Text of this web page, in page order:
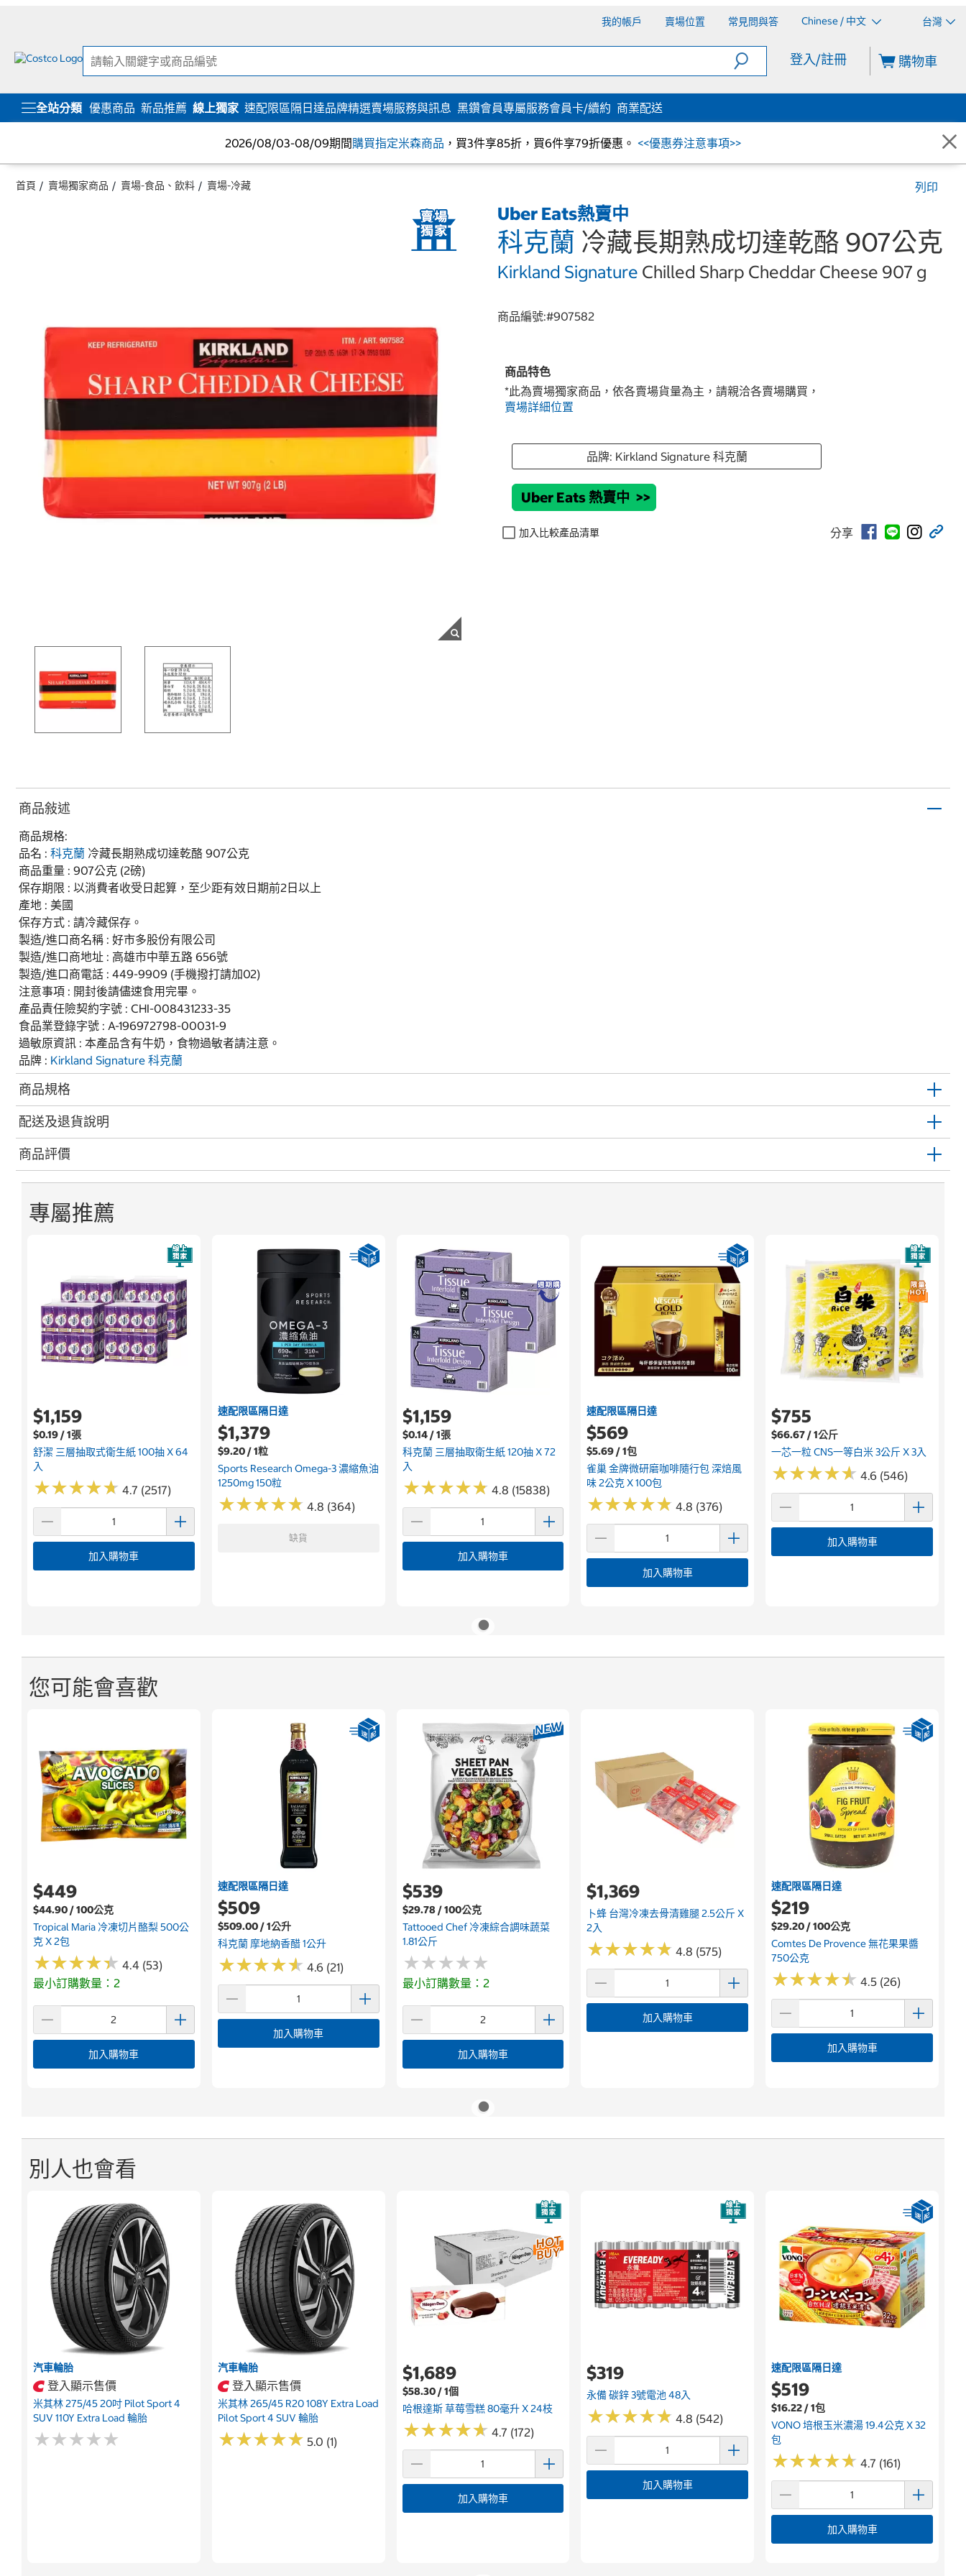
我的帳戶 賣場位置 常見問與答 Chinese / 中文 台灣
登入/註冊 購物車
全站分類 優惠商品 新品推薦 線上獨家 速配限區隔日達品牌精選賣場服務與訊息 黑鑽會員專屬服務會員卡/續約 商業配送
2026/08/03-08/09期間購買指定米森商品 ，買3件享85折，買6件享79折優惠。 <<優惠券注意事項>>
首頁 賣場獨家商品 賣場-食品、飲料 賣場-冷藏 列印
Uber Eats熱賣中
科克蘭 冷藏長期熟成切達乾酪 907公克
Kirkland Signature Chilled Sharp Cheddar Cheese 907 g
商品編號:#907582
商品特色
*此為賣場獨家商品，依各賣場貨量為主，請親洽各賣場購買，
賣場詳細位置
品牌: Kirkland Signature 科克蘭
Uber Eats 熱賣中 >>
加入比較產品清單 分享
商品敍述
商品規格:
品名 : 科克蘭 冷藏長期熟成切達乾酪 907公克
商品重量 : 907公克 (2磅)
保存期限 : 以消費者收受日起算，至少距有效日期前2日以上
產地 : 美國
保存方式 : 請冷藏保存。
製造/進口商名稱 : 好市多股份有限公司
製造/進口商地址 : 高雄市中華五路 656號
製造/進口商電話 : 449-9909 (手機撥打請加02)
注意事項 : 開封後請儘速食用完畢。
產品責任險契約字號 : CHI-008431233-35
食品業登錄字號 : A-196972798-00031-9
過敏原資訊 : 本產品含有牛奶，食物過敏者請注意。
品牌 : Kirkland Signature 科克蘭
商品規格
配送及退貨說明
商品評價
專屬推薦
$1,159
$0.19 / 1張
舒潔 三層抽取式衛生紙 100抽 X 64
入
★★★★★
★★★★★ 4.7 (2517)
加入購物車
速配限區隔日達
$1,379
$9.20 / 1粒
Sports Research Omega-3 濃縮魚油
1250mg 150粒
★★★★★
★★★★★ 4.8 (364)
缺貨
$1,159
$0.14 / 1張
科克蘭 三層抽取衛生紙 120抽 X 72
入
★★★★★
★★★★★ 4.8 (15838)
加入購物車
速配限區隔日達
$569
$5.69 / 1包
雀巢 金牌微研磨咖啡隨行包 深焙風
味 2公克 X 100包
★★★★★
★★★★★ 4.8 (376)
加入購物車
$755
$66.67 / 1公斤
一芯一粒 CNS一等白米 3公斤 X 3入
★★★★★
★★★★★ 4.6 (546)
加入購物車
您可能會喜歡
$449
$44.90 / 100公克
Tropical Maria 冷凍切片酪梨 500公
克 X 2包
★★★★★
★★★★★ 4.4 (53)
最小訂購數量：2
加入購物車
速配限區隔日達
$509
$509.00 / 1公升
科克蘭 摩地納香醋 1公升
★★★★★
★★★★★ 4.6 (21)
加入購物車
$539
$29.78 / 100公克
Tattooed Chef 冷凍綜合調味蔬菜
1.81公斤
★★★★★
★★★★★
最小訂購數量：2
加入購物車
$1,369
卜蜂 台灣冷凍去骨清雞腿 2.5公斤 X
2入
★★★★★
★★★★★ 4.8 (575)
加入購物車
速配限區隔日達
$219
$29.20 / 100公克
Comtes De Provence 無花果果醬
750公克
★★★★★
★★★★★ 4.5 (26)
加入購物車
別人也會看
汽車輪胎
登入顯示售價
米其林 275/45 20吋 Pilot Sport 4
SUV 110Y Extra Load 輪胎
★★★★★
★★★★★
汽車輪胎
登入顯示售價
米其林 265/45 R20 108Y Extra Load
Pilot Sport 4 SUV 輪胎
★★★★★
★★★★★ 5.0 (1)
$1,689
$58.30 / 1個
哈根達斯 草莓雪糕 80毫升 X 24枝
★★★★★
★★★★★ 4.7 (172)
加入購物車
$319
永備 碳鋅 3號電池 48入
★★★★★
★★★★★ 4.8 (542)
加入購物車
速配限區隔日達
$519
$16.22 / 1包
VONO 培根玉米濃湯 19.4公克 X 32
包
★★★★★
★★★★★ 4.7 (161)
加入購物車